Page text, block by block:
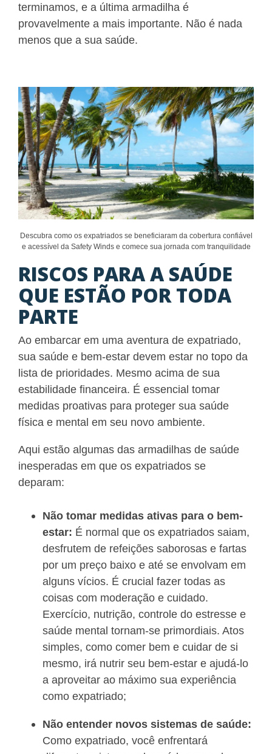
terminamos, e a última armadilha é
provavelmente a mais importante. Não é nada
menos que a sua saúde.
Descubra como os expatriados se beneficiaram da cobertura confiável
e acessível da Safety Winds e comece sua jornada com tranquilidade
RISCOS PARA A SAÚDE
QUE ESTÃO POR TODA
PARTE
Ao embarcar em uma aventura de expatriado,
sua saúde e bem-estar devem estar no topo da
lista de prioridades. Mesmo acima de sua
estabilidade financeira. É essencial tomar
medidas proativas para proteger sua saúde
física e mental em seu novo ambiente.
Aqui estão algumas das armadilhas de saúde
inesperadas em que os expatriados se
deparam:
Não tomar medidas ativas para o bem-
estar: É normal que os expatriados saiam,
desfrutem de refeições saborosas e fartas
por um preço baixo e até se envolvam em
alguns vícios. É crucial fazer todas as
coisas com moderação e cuidado.
Exercício, nutrição, controle do estresse e
saúde mental tornam-se primordiais. Atos
simples, como comer bem e cuidar de si
mesmo, irá nutrir seu bem-estar e ajudá-lo
a aproveitar ao máximo sua experiência
como expatriado;
Não entender novos sistemas de saúde:
Como expatriado, você enfrentará